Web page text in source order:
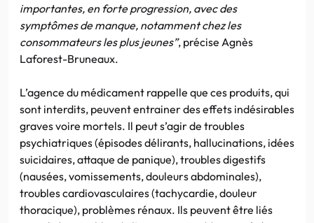
importantes, en forte progression, avec des
symptômes de manque, notamment chez les
consommateurs les plus jeunes”, précise Agnès
Laforest-Bruneaux.
L’agence du médicament rappelle que ces produits, qui
sont interdits, peuvent entrainer des effets indésirables
graves voire mortels. Il peut s’agir de troubles
psychiatriques (épisodes délirants, hallucinations, idées
suicidaires, attaque de panique), troubles digestifs
(nausées, vomissements, douleurs abdominales),
troubles cardiovasculaires (tachycardie, douleur
thoracique), problèmes rénaux. Ils peuvent être liés